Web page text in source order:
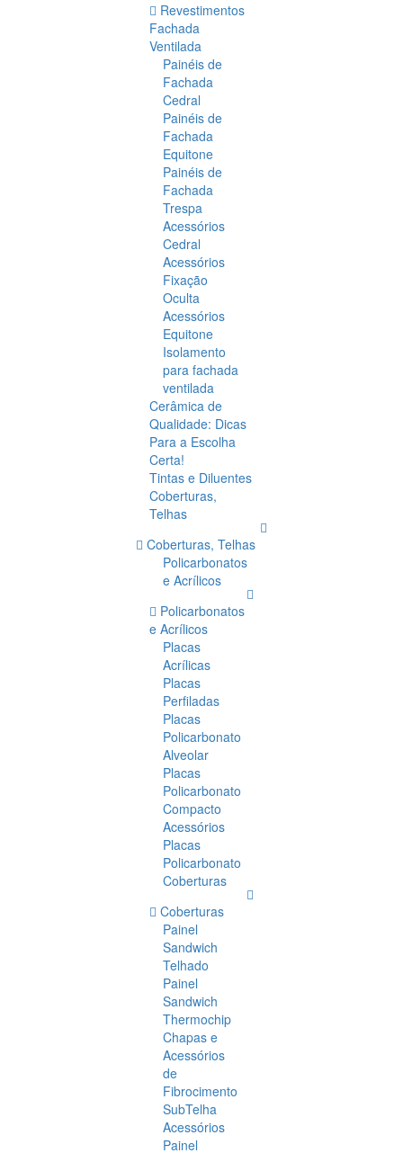
Revestimentos
Fachada
Ventilada
Painéis de
Fachada
Cedral
Painéis de
Fachada
Equitone
Painéis de
Fachada
Trespa
Acessórios
Cedral
Acessórios
Fixação
Oculta
Acessórios
Equitone
Isolamento
para fachada
ventilada
Cerâmica de
Qualidade: Dicas
Para a Escolha
Certa!
Tintas e Diluentes
Coberturas,
Telhas
Coberturas, Telhas
Policarbonatos
e Acrílicos
Policarbonatos
e Acrílicos
Placas
Acrílicas
Placas
Perfiladas
Placas
Policarbonato
Alveolar
Placas
Policarbonato
Compacto
Acessórios
Placas
Policarbonato
Coberturas
Coberturas
Painel
Sandwich
Telhado
Painel
Sandwich
Thermochip
Chapas e
Acessórios
de
Fibrocimento
SubTelha
Acessórios
Painel